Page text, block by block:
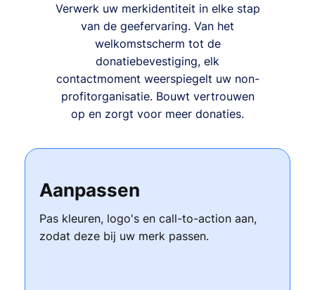
Verwerk uw merkidentiteit in elke stap
van de geefervaring. Van het
welkomstscherm tot de
donatiebevestiging, elk
contactmoment weerspiegelt uw non-
profitorganisatie. Bouwt vertrouwen
op en zorgt voor meer donaties.
Aanpassen
Pas kleuren, logo's en call-to-action aan,
zodat deze bij uw merk passen.